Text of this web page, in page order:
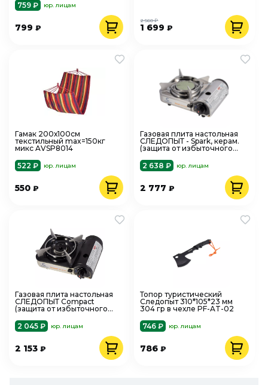
759 ₽
юр. лицам
799 ₽ 1 699₽
2 560 ₽
Гамак 200х100см
текстильный max=150кг
микс AVSP8014
522 ₽
юр. лицам
550 ₽
Газовая плита настольная
СЛЕДОПЫТ - Spark, керам.
(защита от избыточного
2 638 ₽
юр. лицам
2 777₽
Газовая плита настольная
СЛЕДОПЫТ Compact
(защита от избыточного
2 045 ₽
юр. лицам
2 153 ₽
Топор туристический
Следопыт 310*105*23 мм
304 гр в чехле PF-AT-02
746 ₽
юр. лицам
786₽